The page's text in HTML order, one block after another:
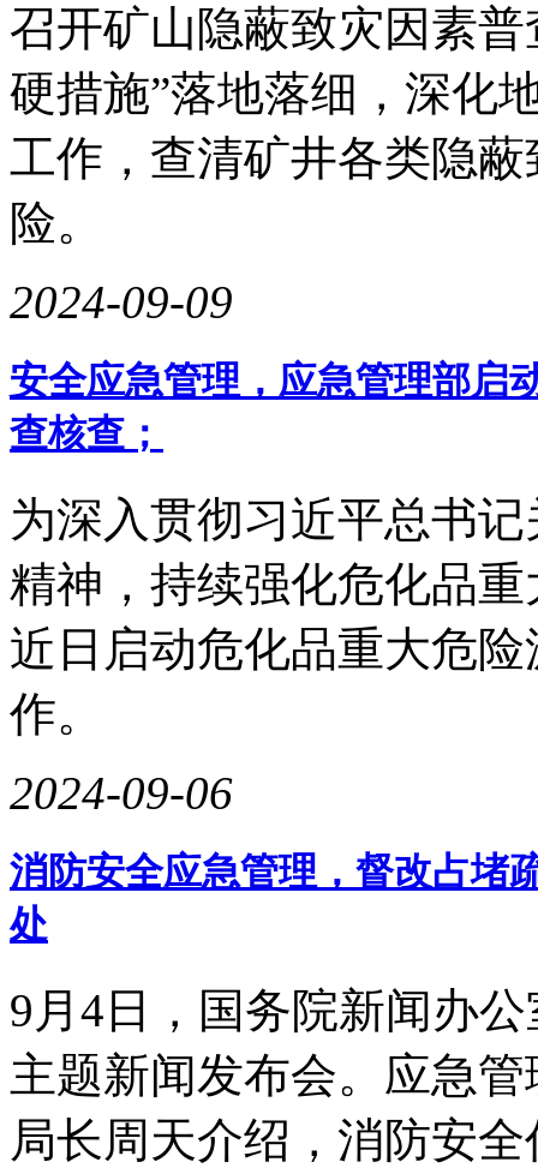
召开矿山隐蔽致灾因素
硬措施”落地落细，深化
工作，查清矿井各类隐
险。
2024-09-09
安全应急管理，应急管理部启
查核查；
为深入贯彻习近平总书
精神，持续强化危化品
近日启动危化品重大危
作。
2024-09-06
消防安全应急管理，督改占堵
处
9月4日，国务院新闻办
主题新闻发布会。应急
局长周天介绍，消防安